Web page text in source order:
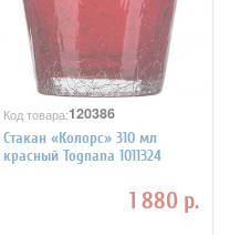
Код товара:120386
Стакан «Колорс» 310 мл
красный Tognana 1011324
1 880 р.